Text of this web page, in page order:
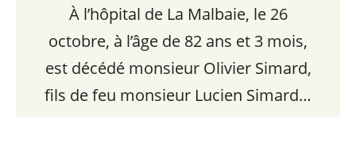
À l’hôpital de La Malbaie, le 26
octobre, à l’âge de 82 ans et 3 mois,
est décédé monsieur Olivier Simard,
fils de feu monsieur Lucien Simard…